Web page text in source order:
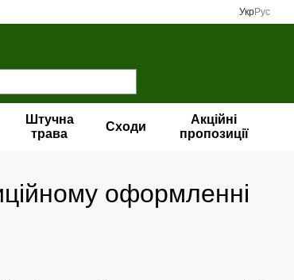
УкрРус
Штучна
трава
Сходи
Акційні
пропозиції
оформленні